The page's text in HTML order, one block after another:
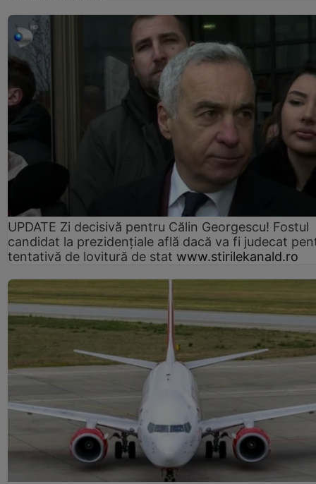
UPDATE Zi decisivă pentru Călin Georgescu! Fostul
candidat la prezidențiale află dacă va fi judecat
tentativă de lovitură de stat www.stirilekanald.ro